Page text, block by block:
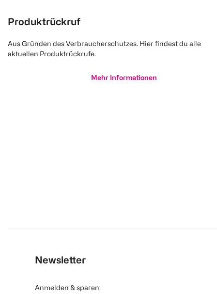
Produktrückruf
Aus Gründen des Verbraucherschutzes. Hier findest du alle
aktuellen Produktrückrufe.
Mehr Informationen
Newsletter
Anmelden & sparen